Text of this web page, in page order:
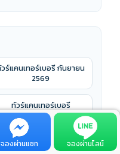
ทัวร์บาธ
ทัวร์ลอนดอน
ทัวร์ลีดส์
ทัวร์เคมบริดจ์
จองผ่านแชท จองผ่านไลน์